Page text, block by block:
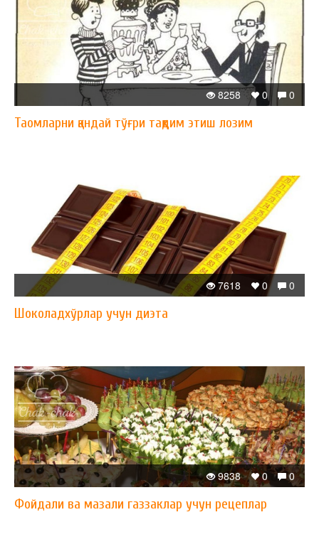
0
0
8258
Таомларни қандай тўғри тақдим этиш лозим
0
0
7618
Шоколадхўрлар учун диэта
0
0
9838
Фойдали ва мазали газзаклар учун рецеплар